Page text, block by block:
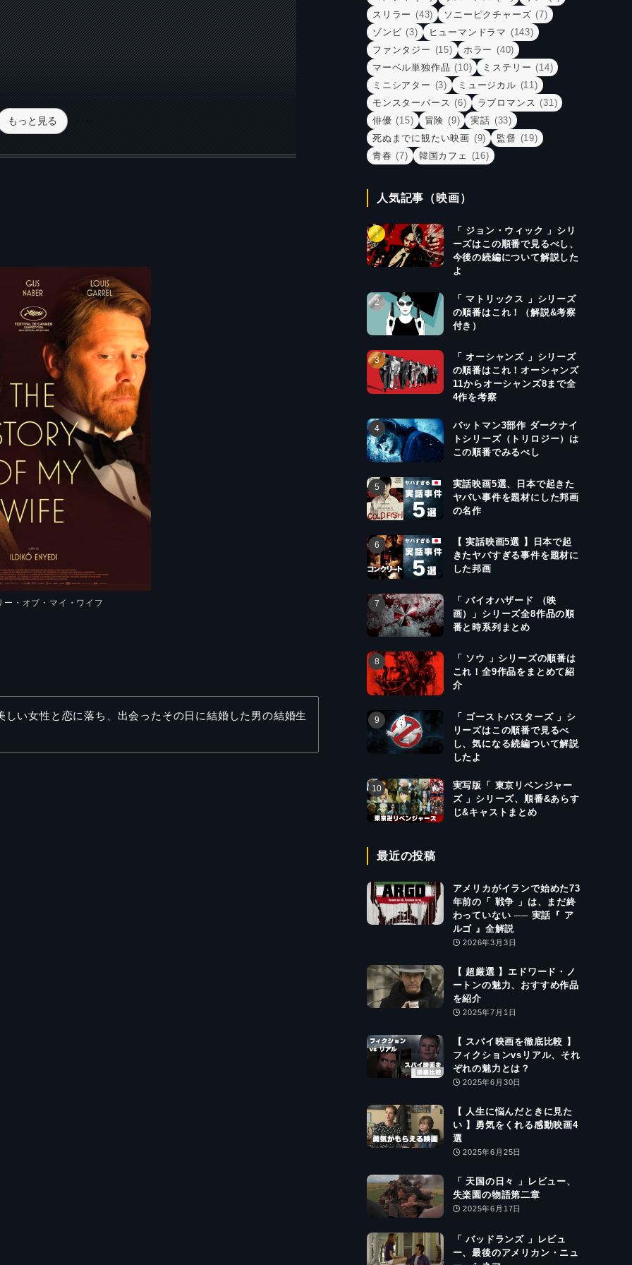
もっと見る
ー・オブ・マイ・ワイフ
い女性と恋に落ち、出会ったその日に結婚した男の結婚生
スリラー (43) ソニーピクチャーズ (7)
ゾンビ (3) ヒューマンドラマ (143)
ファンタジー (15) ホラー (40)
マーベル単独作品 (10) ミステリー (14)
ミニシアター (3) ミュージカル (11)
モンスターバース (6) ラブロマンス (31)
俳優 (15) 冒険 (9) 実話 (33)
死ぬまでに観たい映画 (9) 監督 (19)
青春 (7) 韓国カフェ (16)
人気記事（映画）
「 ジョン・ウィック 」シリ
ーズはこの順番で見るべし、
今後の続編について解説した
よ
「 マトリックス 」シリーズ
の順番はこれ！（解説&考察
付き）
「 オーシャンズ 」シリーズ
の順番はこれ！オーシャンズ
11からオーシャンズ8まで全
4作を考察
バットマン3部作 ダークナイ
トシリーズ（トリロジー）は
この順番でみるべし
実話映画5選、日本で起きた
ヤバい事件を題材にした邦画
の名作
【 実話映画5選 】日本で起
きたヤバすぎる事件を題材に
した邦画
「 バイオハザード （映
画）」シリーズ全8作品の順
番と時系列まとめ
「 ソウ 」シリーズの順番は
これ！全9作品をまとめて紹
介
「 ゴーストバスターズ 」シ
リーズはこの順番で見るべ
し、気になる続編ついて解説
したよ
実写版「 東京リベンジャー
ズ 」シリーズ、順番&あらす
じ&キャストまとめ
最近の投稿
アメリカがイランで始めた73
年前の「 戦争 」は、まだ終
わっていない ── 実話『 ア
ルゴ 』全解説
2026年3月3日
【 超厳選 】エドワード・ノ
ートンの魅力、おすすめ作品
を紹介
2025年7月1日
【 スパイ映画を徹底比較 】
フィクションvsリアル、それ
ぞれの魅力とは？
2025年6月30日
【 人生に悩んだときに見た
い 】勇気をくれる感動映画4
選
2025年6月25日
「 天国の日々 」レビュー、
失楽園の物語第二章
2025年6月17日
「 バッドランズ 」レビュ
ー、最後のアメリカン・ニュ